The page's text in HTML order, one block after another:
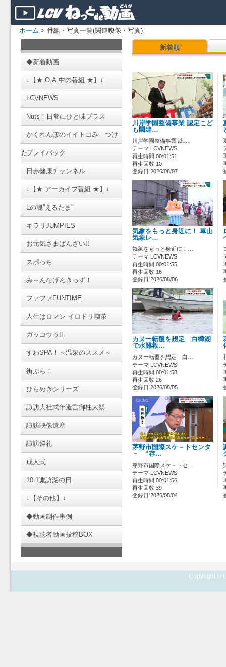
ホーム > 番組・写真一覧(関連映像・写真)
◆新着動画
↓【★ O.A.中の番組 ★】↓
LCVNEWS
Nuts！日常にひと味プラス
かくれんぼのイイトコみ―つけ
たプレイバック
日赤健康チャンネル
↓【★ アーカイブ番組 ★】↓
Lの魂”えるたま”
キラリJUMPIES
お元気さまばんざい!!
スポっち
み～んなげんきっず！
ファファFUNTIME
人生はロマン イロドリ喫茶
ガッコウゥ!!
すわSPA！～温泉のススメ～
街ぶら！
ひらめきシリーズ
諏訪大社式年造営御柱大祭
諏訪映像遺産
諏訪巡礼
成人式
10.1諏訪湖の日
↓【その他】↓
◆動画制作事例
◆視聴者動画投稿BOX
新着順
川岸学園整備事業 認定こど
も園建…
川岸学園整備事業 認…
テーマ LCVNEWS
再生時間 00:01:51
再生回数 10
登録日 2026/08/07
気象をもっと身近に！ 車山
気象レ…
気象をもっと身近に！…
テーマ LCVNEWS
再生時間 00:01:55
再生回数 16
登録日 2026/08/06
カヌー転覆を想定 白樺湖
で水難救…
カヌー転覆を想定 白…
テーマ LCVNEWS
再生時間 00:01:58
再生回数 26
登録日 2026/08/05
茅野市国際スケ－トセンタ
－ “存…
茅野市国際スケ－トセ…
テーマ LCVNEWS
再生時間 00:01:56
再生回数 39
登録日 2026/08/04
Copyright ©